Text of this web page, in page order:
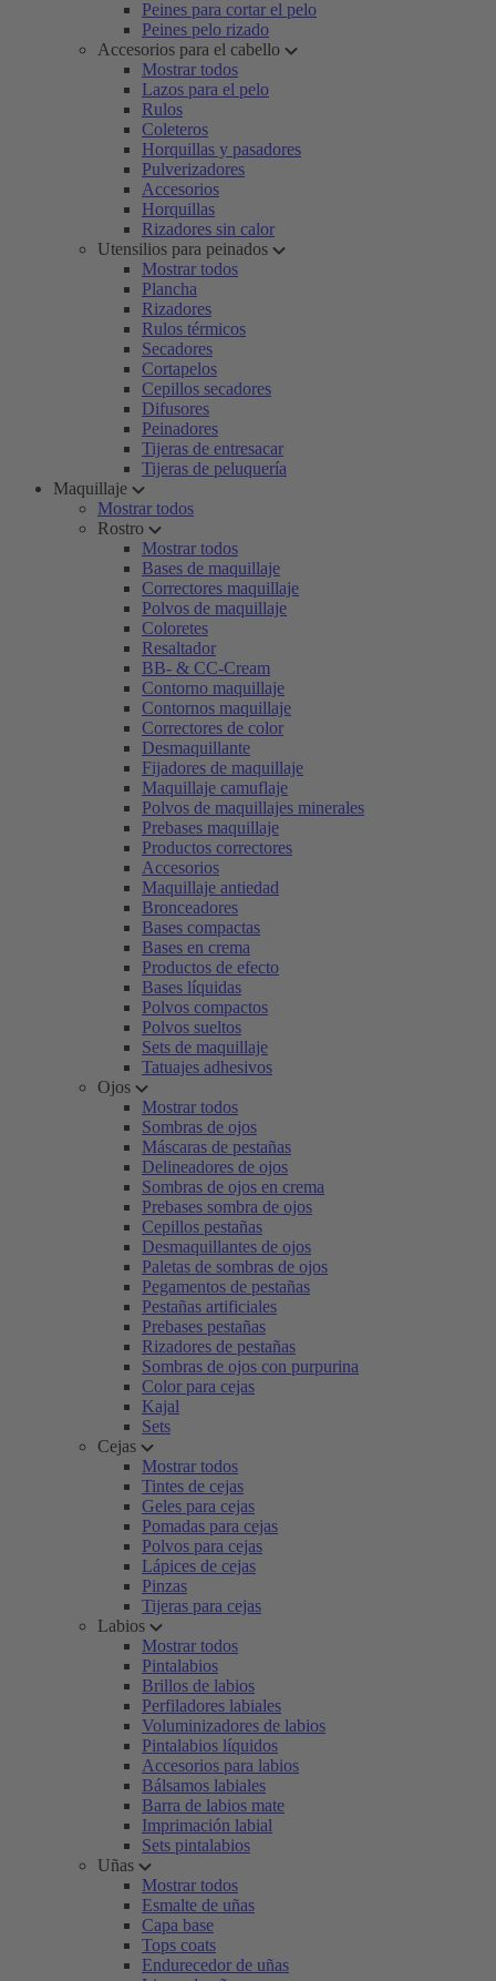
Peines para cortar el pelo
Peines pelo rizado
Accesorios para el cabello
Mostrar todos
Lazos para el pelo
Rulos
Coleteros
Horquillas y pasadores
Pulverizadores
Accesorios
Horquillas
Rizadores sin calor
Utensilios para peinados
Mostrar todos
Plancha
Rizadores
Rulos térmicos
Secadores
Cortapelos
Cepillos secadores
Difusores
Peinadores
Tijeras de entresacar
Tijeras de peluquería
Maquillaje
Mostrar todos
Rostro
Mostrar todos
Bases de maquillaje
Correctores maquillaje
Polvos de maquillaje
Coloretes
Resaltador
BB- & CC-Cream
Contorno maquillaje
Contornos maquillaje
Correctores de color
Desmaquillante
Fijadores de maquillaje
Maquillaje camuflaje
Polvos de maquillajes minerales
Prebases maquillaje
Productos correctores
Accesorios
Maquillaje antiedad
Bronceadores
Bases compactas
Bases en crema
Productos de efecto
Bases líquidas
Polvos compactos
Polvos sueltos
Sets de maquillaje
Tatuajes adhesivos
Ojos
Mostrar todos
Sombras de ojos
Máscaras de pestañas
Delineadores de ojos
Sombras de ojos en crema
Prebases sombra de ojos
Cepillos pestañas
Desmaquillantes de ojos
Paletas de sombras de ojos
Pegamentos de pestañas
Pestañas artificiales
Prebases pestañas
Rizadores de pestañas
Sombras de ojos con purpurina
Color para cejas
Kajal
Sets
Cejas
Mostrar todos
Tintes de cejas
Geles para cejas
Pomadas para cejas
Polvos para cejas
Lápices de cejas
Pinzas
Tijeras para cejas
Labios
Mostrar todos
Pintalabios
Brillos de labios
Perfiladores labiales
Voluminizadores de labios
Pintalabios líquidos
Accesorios para labios
Bálsamos labiales
Barra de labios mate
Imprimación labial
Sets pintalabios
Uñas
Mostrar todos
Esmalte de uñas
Capa base
Tops coats
Endurecedor de uñas